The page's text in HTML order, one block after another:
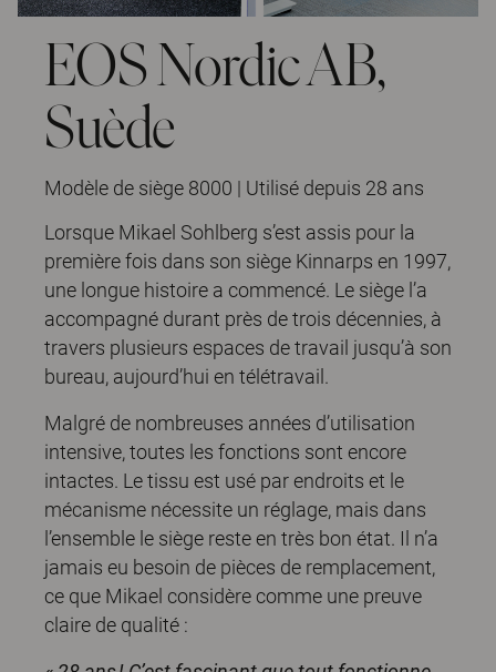
EOS Nordic AB,
Suède
Modèle de siège 8000 | Utilisé depuis 28 ans
Lorsque Mikael Sohlberg s’est assis pour la
première fois dans son siège Kinnarps en 1997,
une longue histoire a commencé. Le siège l’a
accompagné durant près de trois décennies, à
travers plusieurs espaces de travail jusqu’à son
bureau, aujourd’hui en télétravail.
Malgré de nombreuses années d’utilisation
intensive, toutes les fonctions sont encore
intactes. Le tissu est usé par endroits et le
mécanisme nécessite un réglage, mais dans
l’ensemble le siège reste en très bon état. Il n’a
jamais eu besoin de pièces de remplacement,
ce que Mikael considère comme une preuve
claire de qualité :